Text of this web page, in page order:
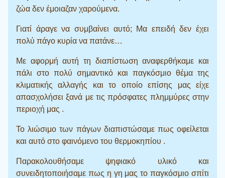
ζώα δεν έμοιαζαν χαρούμενα.
Γιατί άραγε να συμβαίνει αυτό; Μα επειδή δεν έχει
πολύ πάγο κυρία να πατάνε…
Με αφορμή αυτή τη διαπίστωση αναφερθήκαμε και
πάλι στο πολύ σημαντικό και παγκόσμιο θέμα της
κλιματικής αλλαγής και το οποίο επίσης μας είχε
απασχολήσει ξανά με τις πρόσφατες πλημμύρες στην
περιοχή μας .
Το λιώσιμο των πάγων διαπιστώσαμε πως οφείλεται
και αυτό στο φαινόμενο του θερμοκηπίου .
Παρακολουθήσαμε ψηφιακό υλικό και
συνειδητοποιήσαμε πως η γη μας το παγκόσμιο σπίτι